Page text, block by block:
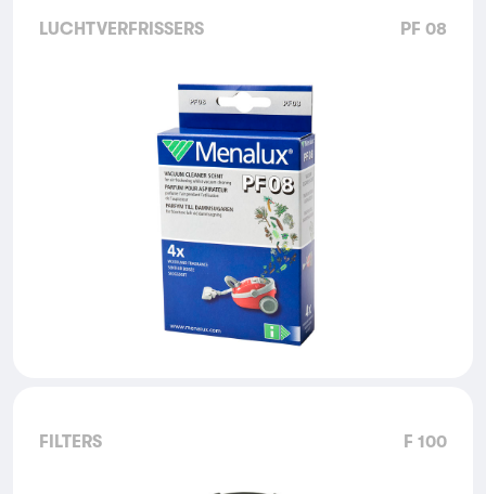
LUCHTVERFRISSERS PF 08
FILTERS F 100